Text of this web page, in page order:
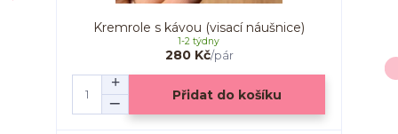
Kremrole s kávou (visací náušnice)
280 Kč/pár
1-2 týdny
Přidat do košíku